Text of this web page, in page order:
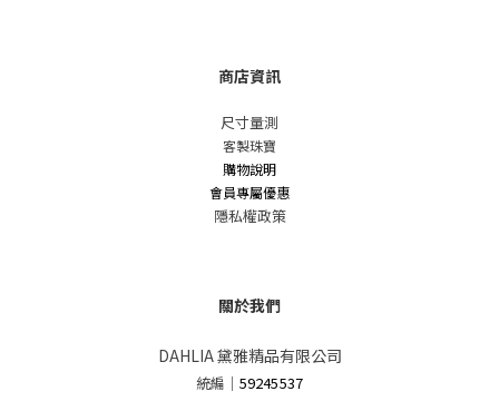
商店資訊
尺寸量測
客製珠寶
購物說明
會員專屬優惠
隱私權政策
關於我們
DAHLIA 黛雅精品有限公司
統編 ｜59245537